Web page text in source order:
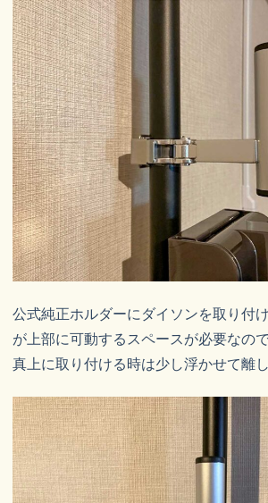
公式純正ホルダーにダイソンを取り付
が上部に可動するスペースが必要なの
真上に取り付ける時は少し浮かせて離